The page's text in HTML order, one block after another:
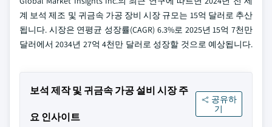
계 보석 제조 및 귀금속 가공 장비 시장 규모는 15억 달러로 추산
됩니다. 시장은 연평균 성장률(CAGR) 6.3%로 2025년 15억 7천만
달러에서 2034년 27억 4천만 달러로 성장할 것으로 예상됩니다.
보석 제작 및 귀금속 가공 설비 시장 주
요 인사이트
공유하
기